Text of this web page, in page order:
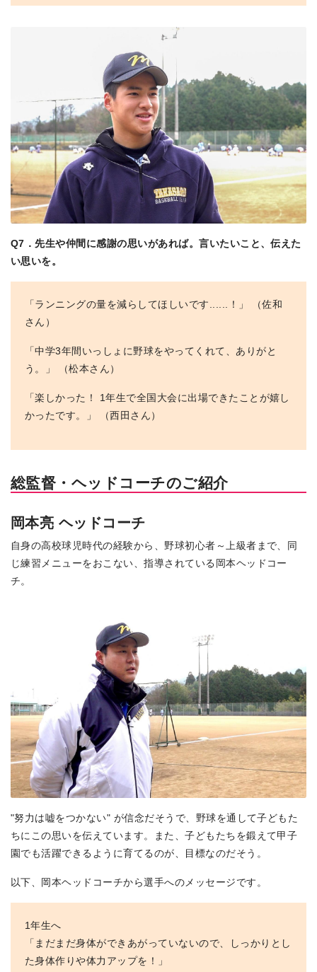
Q7．先生や仲間に感謝の思いがあれば。言いたいこと、伝えた
い思いを。
「ランニングの量を減らしてほしいです......！」 （佐和
さん）
「中学3年間いっしょに野球をやってくれて、ありがと
う。」 （松本さん）
「楽しかった！ 1年生で全国大会に出場できたことが嬉し
かったです。」 （西田さん）
総監督・ヘッドコーチのご紹介
岡本亮 ヘッドコーチ
自身の高校球児時代の経験から、野球初心者～上級者まで、同
じ練習メニューをおこない、指導されている岡本ヘッドコー
チ。
"努力は嘘をつかない" が信念だそうで、野球を通して子どもた
ちにこの思いを伝えています。また、子どもたちを鍛えて甲子
園でも活躍できるように育てるのが、目標なのだそう。
以下、岡本ヘッドコーチから選手へのメッセージです。
1年生へ
「まだまだ身体ができあがっていないので、しっかりとし
た身体作りや体力アップを！」